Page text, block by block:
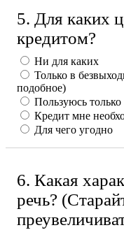
5. Для каких
кредитом?
Ни для каких
Только в
подобное)
Пользуюсь
Кредит мне
Для чего угодно
6. Какая
речь?